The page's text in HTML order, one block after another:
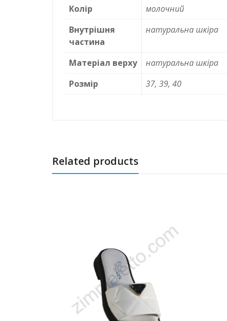
Колір
молочний
Внутрішня
частина
натуральна шкіра
Матеріал верху
натуральна шкіра
Розмір
37, 39, 40
Related products